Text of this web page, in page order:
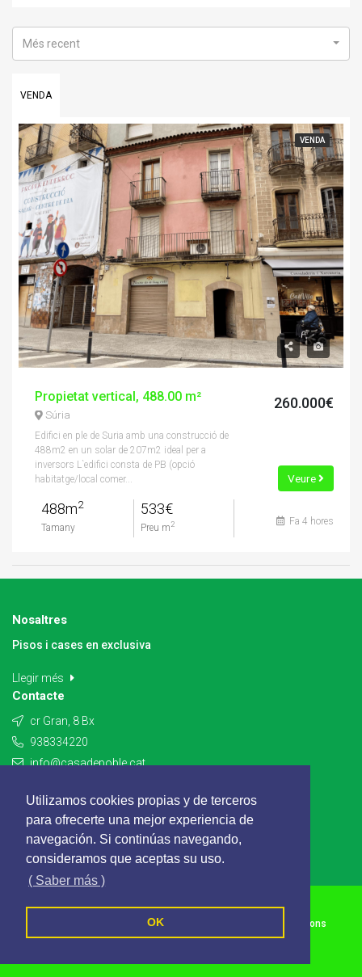
Utilizamos cookies propias y de terceros
para ofrecerte una mejor experiencia de
navegación. Si continúas navegando,
consideramos que aceptas su uso.
( Saber más )
OK
VENDA
Més recent
VENDA
Propietat vertical, 488.00 m²
Súria
Edifici en ple de Suria amb una construcció de
488m2 en un solar de 207m2 ideal per a
inversors L`edifici consta de PB (opció
habitatge/local comer...
488m2
Tamany
533€
Preu m 2
260.000€
Veure
Fa 4 hores
Nosaltres
Pisos i cases en exclusiva
Llegir més
Contacte
cr Gran, 8 Bx
938334220
info@casadepoble.cat
Contacte
CASADEPOBLE - Tots els drets reservats
Política de privacitat Termes i Condicions